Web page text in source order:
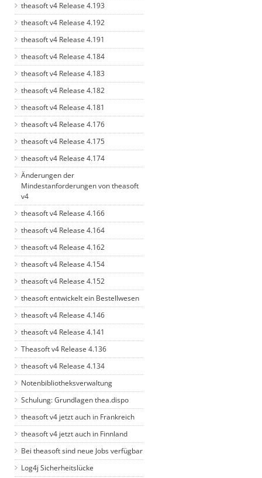
theasoft v4 Release 4.193
theasoft v4 Release 4.192
theasoft v4 Release 4.191
theasoft v4 Release 4.184
theasoft v4 Release 4.183
theasoft v4 Release 4.182
theasoft v4 Release 4.181
theasoft v4 Release 4.176
theasoft v4 Release 4.175
theasoft v4 Release 4.174
Änderungen der
Mindestanforderungen von theasoft
v4
theasoft v4 Release 4.166
theasoft v4 Release 4.164
theasoft v4 Release 4.162
theasoft v4 Release 4.154
theasoft v4 Release 4.152
theasoft entwickelt ein Bestellwesen
theasoft v4 Release 4.146
theasoft v4 Release 4.141
Theasoft v4 Release 4.136
theasoft v4 Release 4.134
Notenbibliotheksverwaltung
Schulung: Grundlagen thea.dispo
theasoft v4 jetzt auch in Frankreich
theasoft v4 jetzt auch in Finnland
Bei theasoft sind neue Jobs verfügbar
Log4j Sicherheitslücke